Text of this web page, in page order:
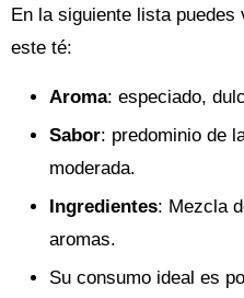
En la siguiente lista
este té:
Aroma: especiado,
Sabor: predominio de
moderada.
Ingredientes: Mezcla
aromas.
Su consumo ideal es